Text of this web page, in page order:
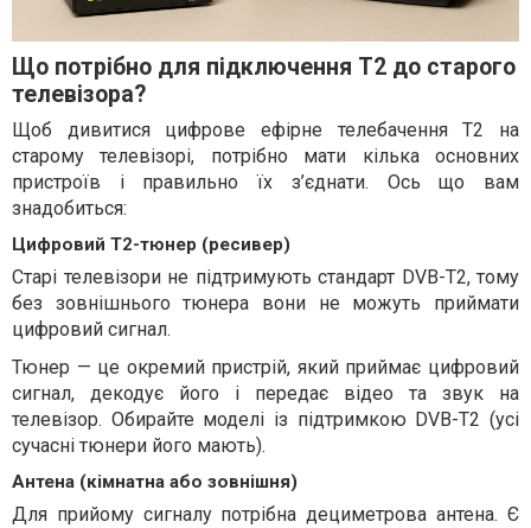
Що потрібно для підключення Т2 до старого
телевізора?
Щоб дивитися цифрове ефірне телебачення Т2 на
старому телевізорі, потрібно мати кілька основних
пристроїв і правильно їх з’єднати. Ось що вам
знадобиться:
Цифровий Т2-тюнер (ресивер)
Старі телевізори не підтримують стандарт DVB-T2, тому
без зовнішнього тюнера вони не можуть приймати
цифровий сигнал.
Тюнер — це окремий пристрій, який приймає цифровий
сигнал, декодує його і передає відео та звук на
телевізор. Обирайте моделі із підтримкою DVB-T2 (усі
сучасні тюнери його мають).
Антена (кімнатна або зовнішня)
Для прийому сигналу потрібна дециметрова антена. Є